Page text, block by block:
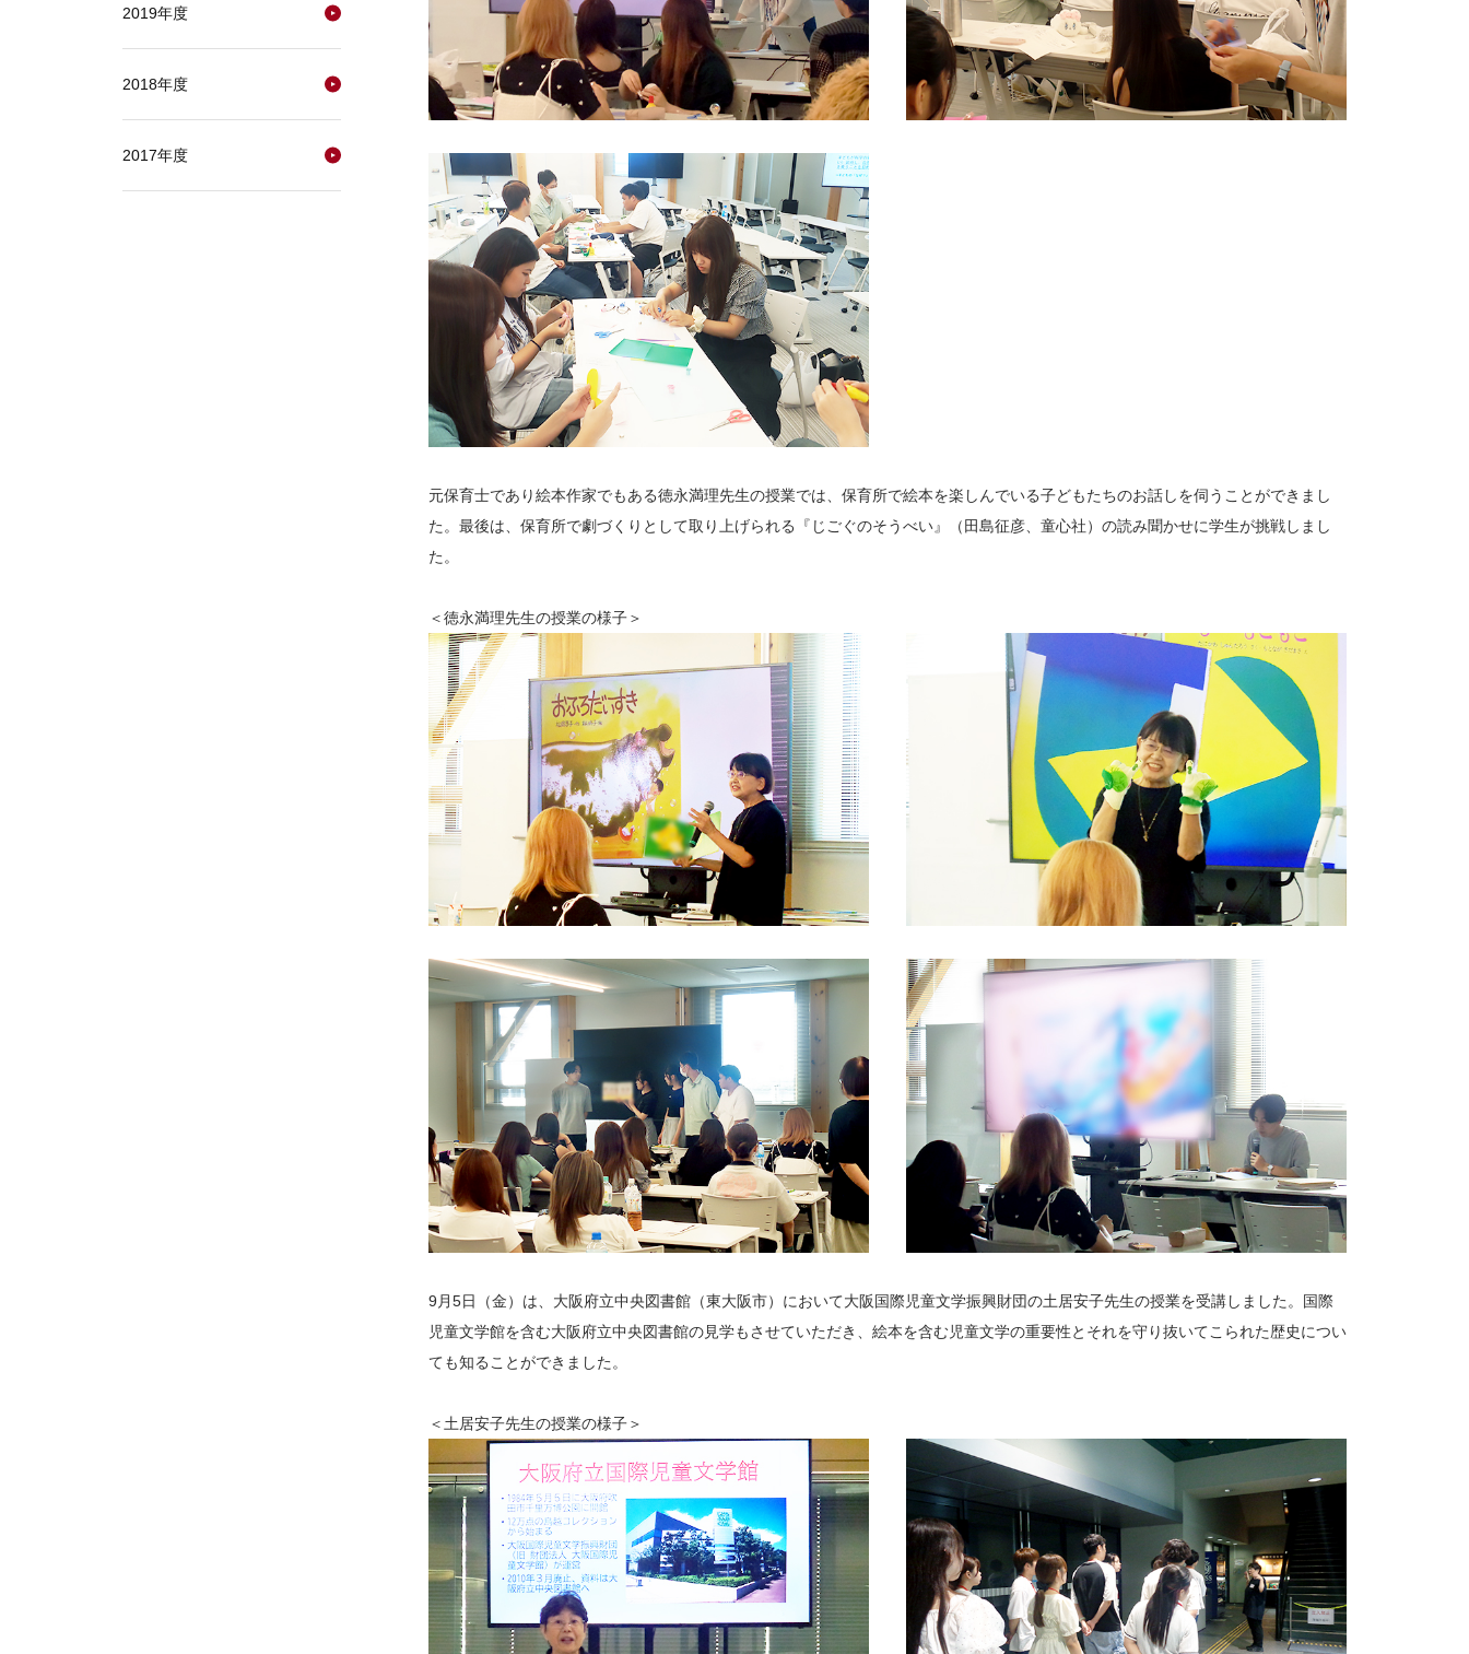
元保育士であり絵本作家でもある徳永満理先生の授業では、保育所で絵本を楽しんでいる子どもたちのお話しを伺うことができまし
た。最後は、保育所で劇づくりとして取り上げられる『じごぐのそうべい』（田島征彦、童心社）の読み聞かせに学生が挑戦しまし
た。
＜徳永満理先生の授業の様子＞
9月5日（金）は、大阪府立中央図書館（東大阪市）において大阪国際児童文学振興財団の土居安子先生の授業を受講しました。国際
児童文学館を含む大阪府立中央図書館の見学もさせていただき、絵本を含む児童文学の重要性とそれを守り抜いてこられた歴史につい
ても知ることができました。
＜土居安子先生の授業の様子＞
2019年度
2018年度
2017年度